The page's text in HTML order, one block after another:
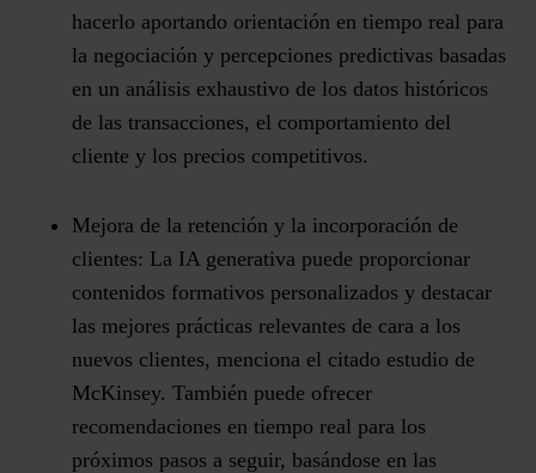
hacerlo aportando orientación en tiempo real para
la negociación y percepciones predictivas basadas
en un análisis exhaustivo de los datos históricos
de las transacciones, el comportamiento del
cliente y los precios competitivos​.
Mejora de la retención y la incorporación de
clientes: La IA generativa puede proporcionar
contenidos formativos personalizados y destacar
las mejores prácticas relevantes de cara a los
nuevos clientes, menciona el citado estudio de
McKinsey. También puede ofrecer
recomendaciones en tiempo real para los
próximos pasos a seguir, basándose en las